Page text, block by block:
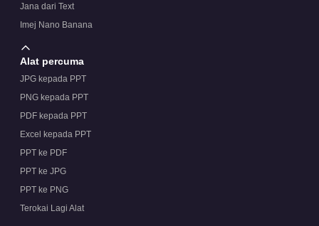
Jana dari Text
Imej Nano Banana
Alat percuma
JPG kepada PPT
PNG kepada PPT
PDF kepada PPT
Excel kepada PPT
PPT ke PDF
PPT ke JPG
PPT ke PNG
Terokai Lagi Alat